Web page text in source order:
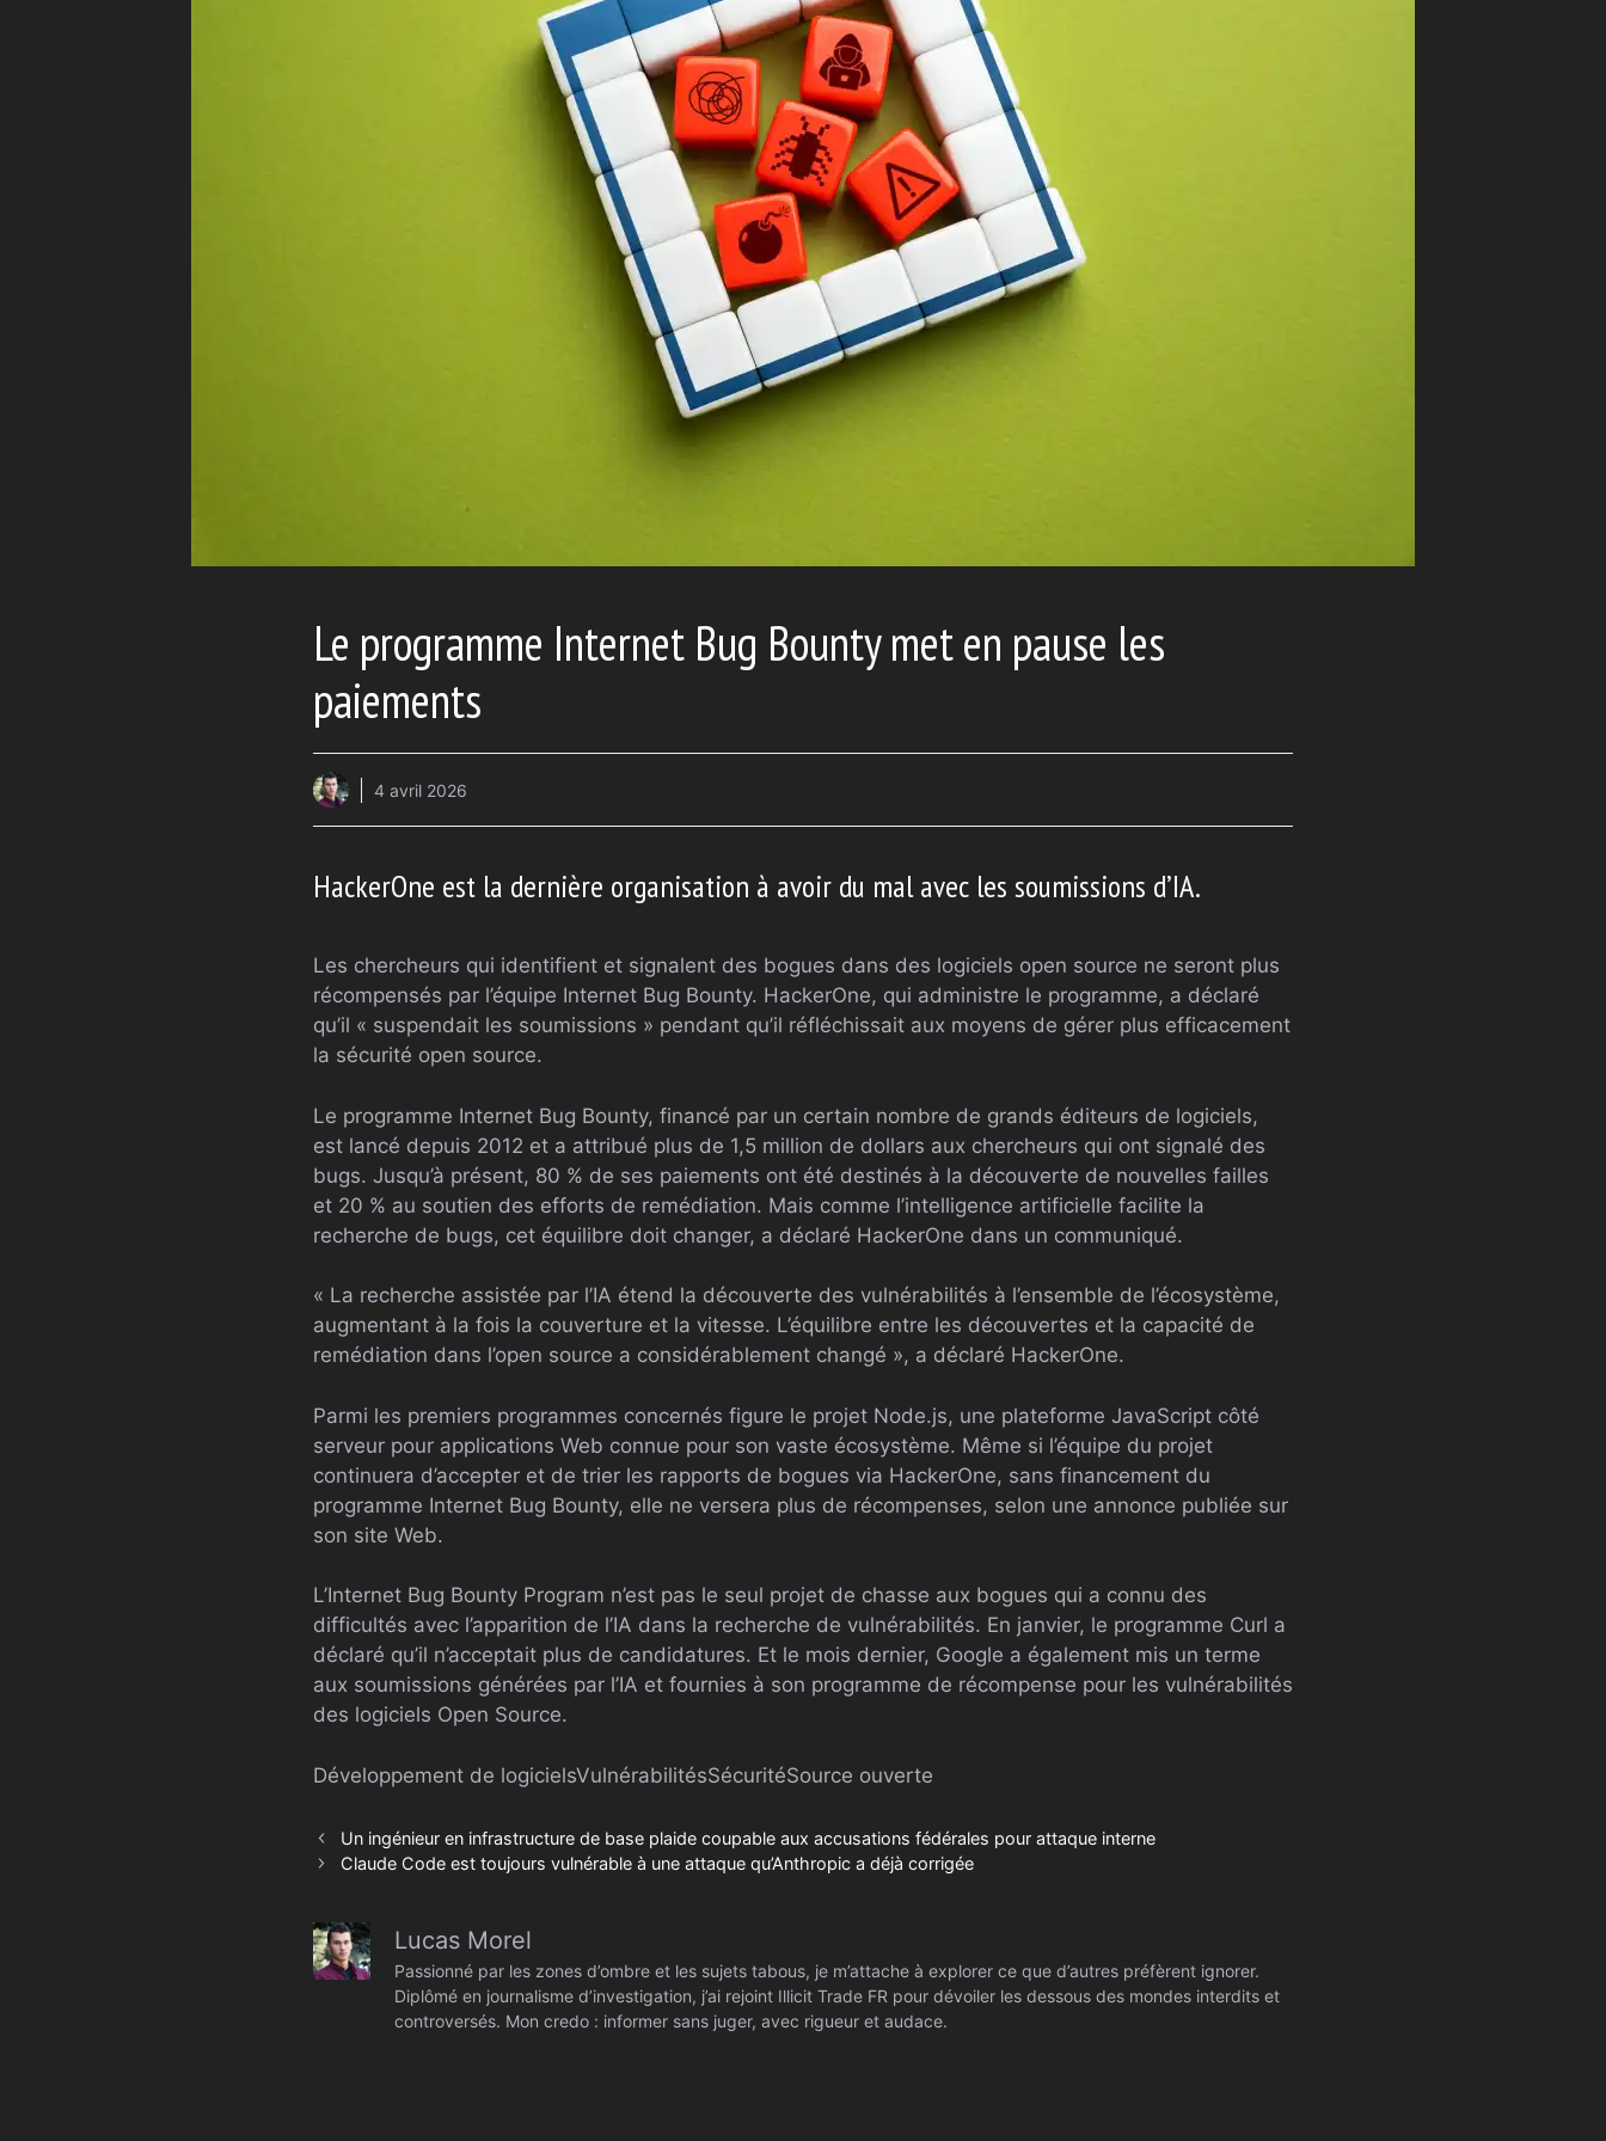
Le programme Internet Bug Bounty met en pause les
paiements
4 avril 2026
HackerOne est la dernière organisation à avoir du mal avec les soumissions d’IA.
Les chercheurs qui identifient et signalent des bogues dans des logiciels open source ne seront plus
récompensés par l’équipe Internet Bug Bounty. HackerOne, qui administre le programme, a déclaré
qu’il « suspendait les soumissions » pendant qu’il réfléchissait aux moyens de gérer plus efficacement
la sécurité open source.
Le programme Internet Bug Bounty, financé par un certain nombre de grands éditeurs de logiciels,
est lancé depuis 2012 et a attribué plus de 1,5 million de dollars aux chercheurs qui ont signalé des
bugs. Jusqu’à présent, 80 % de ses paiements ont été destinés à la découverte de nouvelles failles
et 20 % au soutien des efforts de remédiation. Mais comme l’intelligence artificielle facilite la
recherche de bugs, cet équilibre doit changer, a déclaré HackerOne dans un communiqué.
« La recherche assistée par l’IA étend la découverte des vulnérabilités à l’ensemble de l’écosystème,
augmentant à la fois la couverture et la vitesse. L’équilibre entre les découvertes et la capacité de
remédiation dans l’open source a considérablement changé », a déclaré HackerOne.
Parmi les premiers programmes concernés figure le projet Node.js, une plateforme JavaScript côté
serveur pour applications Web connue pour son vaste écosystème. Même si l’équipe du projet
continuera d’accepter et de trier les rapports de bogues via HackerOne, sans financement du
programme Internet Bug Bounty, elle ne versera plus de récompenses, selon une annonce publiée sur
son site Web.
L’Internet Bug Bounty Program n’est pas le seul projet de chasse aux bogues qui a connu des
difficultés avec l’apparition de l’IA dans la recherche de vulnérabilités. En janvier, le programme Curl a
déclaré qu’il n’acceptait plus de candidatures. Et le mois dernier, Google a également mis un terme
aux soumissions générées par l’IA et fournies à son programme de récompense pour les vulnérabilités
des logiciels Open Source.
Développement de logicielsVulnérabilitésSécuritéSource ouverte
Un ingénieur en infrastructure de base plaide coupable aux accusations fédérales pour attaque interne
Claude Code est toujours vulnérable à une attaque qu’Anthropic a déjà corrigée
Lucas Morel
Passionné par les zones d’ombre et les sujets tabous, je m’attache à explorer ce que d’autres préfèrent ignorer.
Diplômé en journalisme d’investigation, j’ai rejoint Illicit Trade FR pour dévoiler les dessous des mondes interdits et
controversés. Mon credo : informer sans juger, avec rigueur et audace.